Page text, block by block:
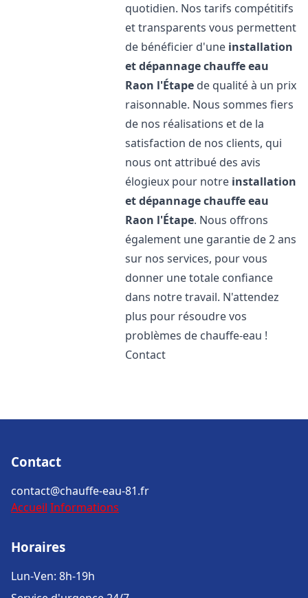
quotidien. Nos tarifs compétitifs
et transparents vous permettent
de bénéficier d'une installation
et dépannage chauffe eau
Raon l'Étape de qualité à un prix
raisonnable. Nous sommes fiers
de nos réalisations et de la
satisfaction de nos clients, qui
nous ont attribué des avis
élogieux pour notre installation
et dépannage chauffe eau
Raon l'Étape. Nous offrons
également une garantie de 2 ans
sur nos services, pour vous
donner une totale confiance
dans notre travail. N'attendez
plus pour résoudre vos
problèmes de chauffe-eau !
Contact
Contact
contact@chauffe-eau-81.fr
Accueil Informations
Horaires
Lun-Ven: 8h-19h